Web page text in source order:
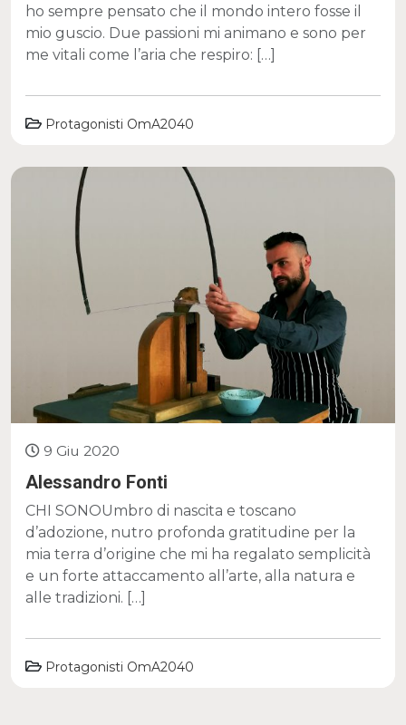
ho sempre pensato che il mondo intero fosse il
mio guscio. Due passioni mi animano e sono per
me vitali come l’aria che respiro: […]
Protagonisti OmA2040
9 Giu 2020
Alessandro Fonti
CHI SONOUmbro di nascita e toscano
d’adozione, nutro profonda gratitudine per la
mia terra d’origine che mi ha regalato semplicità
e un forte attaccamento all’arte, alla natura e
alle tradizioni. […]
Protagonisti OmA2040